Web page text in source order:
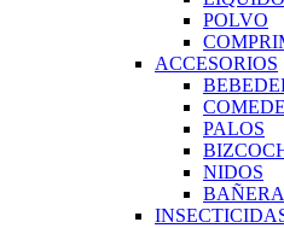
POLVO
ACCESORIOS
PALOS
NIDOS